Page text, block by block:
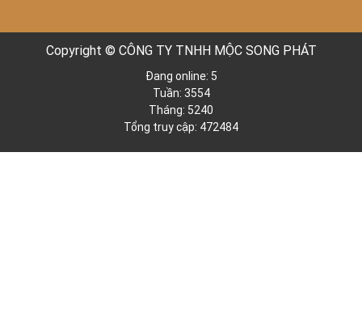
Copyright © CÔNG TY TNHH MỘC SONG PHÁT
Đang online: 5
Tuần: 3554
Tháng: 5240
Tổng truy cập: 472484